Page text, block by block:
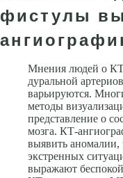
фистулы
Мнения людей о
дуральной
варьируются.
методы
представление о
мозга. КТ-
выявить аномалии,
экстренных
выражают